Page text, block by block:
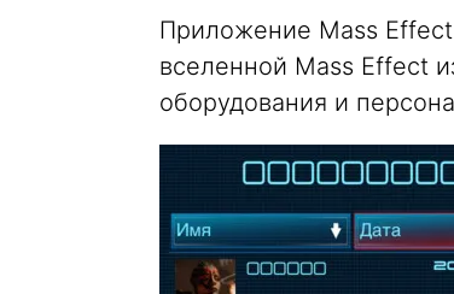
Приложение Mass Effect
вселенной Mass Effect
оборудования и